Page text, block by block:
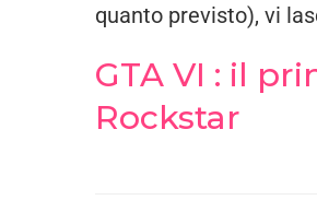
quanto previsto), vi
GTA VI : il
Rockstar